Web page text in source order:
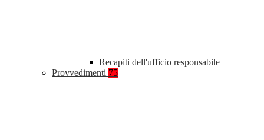
Recapiti dell'ufficio responsabile
Provvedimenti 75